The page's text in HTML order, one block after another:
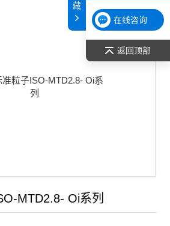
查看全部 >>
MTD2.8- Oi系列
在线咨询
返回顶部
藏